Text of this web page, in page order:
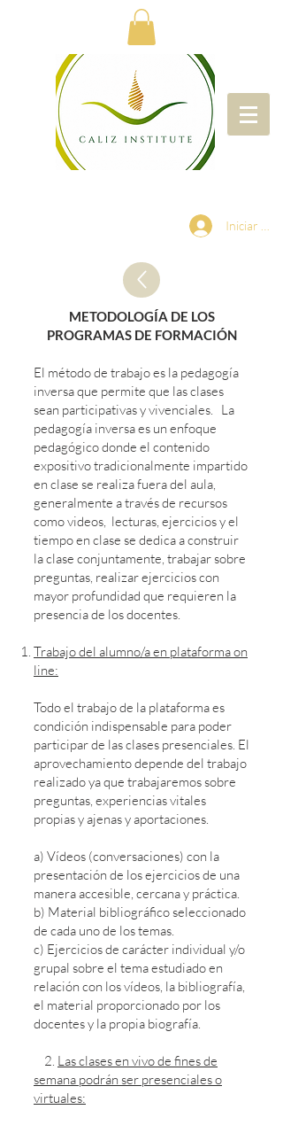
Iniciar
METODOLOGÍA DE LOS
PROGRAMAS DE FORMACIÓN
El método de trabajo es la pedagogía
inversa que permite que las clases
sean participativas y vivenciales. La
pedagogía inversa es un enfoque
pedagógico donde el contenido
expositivo tradicionalmente impartido
en clase se realiza fuera del aula,
generalmente a través de recursos
como videos, lecturas, ejercicios y el
tiempo en clase se dedica a construir
la clase conjuntamente, trabajar sobre
preguntas, realizar ejercicios con
mayor profundidad que requieren la
presencia de los docentes.
Trabajo del alumno/a en plataforma on
line:
Todo el trabajo de la plataforma es
condición indispensable para poder
participar de las clases presenciales. El
aprovechamiento depende del trabajo
realizado ya que trabajaremos sobre
preguntas, experiencias vitales
propias y ajenas y aportaciones.
a) Vídeos (conversaciones) con la
presentación de los ejercicios de una
manera accesible, cercana y práctica.
b) Material bibliográfico seleccionado
de cada uno de los temas.
c) Ejercicios de carácter individual y/o
grupal sobre el tema estudiado en
relación con los vídeos, la bibliografía,
el material proporcionado por los
docentes y la propia biografía.
2. Las clases en vivo de fines de
semana podrán ser presenciales o
virtuales: